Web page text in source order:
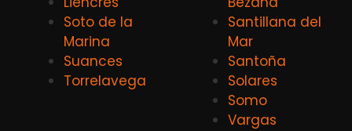
Soto de la
Marina
Suances
Torrelavega
Santillana del
Mar
Santoña
Solares
Somo
Vargas